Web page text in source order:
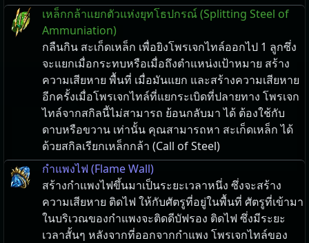
เหล็กกล้าแยกตัวแห่งยุทโธปกรณ์ (Splitting Steel of
Ammuniation)
กลืนกิน สะเก็ดเหล็ก เพื่อยิงโพรเจกไทล์ออกไป 1 ลูกซึ่ง
จะแยกเมื่อกระทบหรือเมื่อถึงตำแหน่งเป้าหมาย สร้าง
ความเสียหาย พื้นที่ เมื่อมันแยก และสร้างความเสียหาย
อีกครั้งเมื่อโพรเจกไทล์ที่แยกระเบิดที่ปลายทาง โพรเจก
ไทล์จากสกิลนี้ไม่สามารถ ย้อนกลับมา ได้ ต้องใช้กับ
ดาบหรือขวาน เท่านั้น คุณสามารถหา สะเก็ดเหล็ก ได้
ด้วยสกิลเรียกเหล็กกล้า (Call of Steel)
กำแพงไฟ (Flame Wall)
สร้างกำแพงไฟขึ้นมาเป็นระยะเวลาหนึ่ง ซึ่งจะสร้าง
ความเสียหาย ติดไฟ ให้กับศัตรูที่อยู่ในพื้นที่ ศัตรูที่เข้ามา
ในบริเวณของกำแพงจะติดดีบัฟรอง ติดไฟ ซึ่งมีระยะ
เวลาสั้นๆ หลังจากที่ออกจากกำแพง โพรเจกไทล์ของ